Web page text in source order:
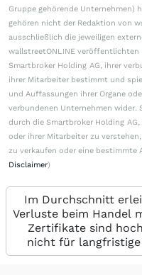
Gruppe gehörende Unternehmen)
gehören nicht der Redaktion von
ausschließlich die jeweiligen
wallstreetONLINE
Smartbroker Holding AG, ihrer
ihrer Mitarbeiter bestimmt und
und Auffassungen ihrer Organe
verbundenen Unternehmen
durch die Smartbroker Holding
oder ihrer Mitarbeiter zu
zu verkaufen oder eine bestimmte
Disclaimer)
Im Durchschnitt
Verluste beim Handel
Zertifikate sind
nicht für langfristige